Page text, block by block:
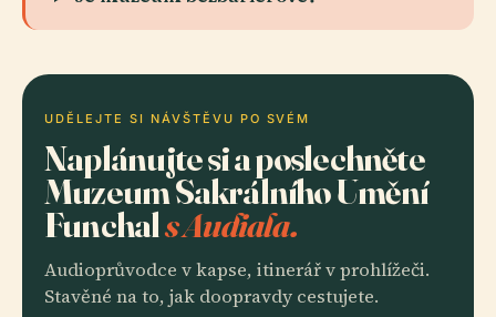
UDĚLEJTE SI NÁVŠTĚVU PO SVÉM
Naplánujte si a poslechněte
Muzeum Sakrálního Umění
Funchals Audiala.
Audioprůvodce v kapse, itinerář v prohlížeči.
Stavěné na to, jak doopravdy cestujete.